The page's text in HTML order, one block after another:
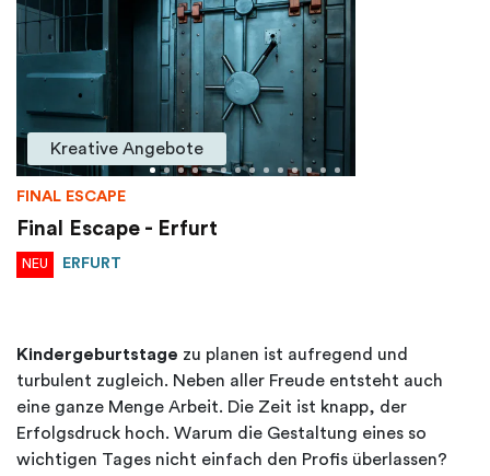
Kreative Angebote
FINAL ESCAPE
Final Escape - Erfurt
NEU ERFURT
Kindergeburtstage zu planen ist aufregend und
turbulent zugleich. Neben aller Freude entsteht auch
eine ganze Menge Arbeit. Die Zeit ist knapp, der
Erfolgsdruck hoch. Warum die Gestaltung eines so
wichtigen Tages nicht einfach den Profis überlassen?